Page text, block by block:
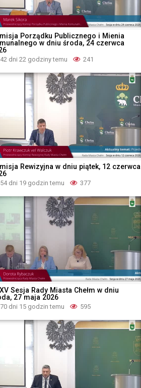
Porządku Publicznego i Mienia
w dniu środa, 24 czerwca
42 dni 22 godziny temu 241
Rewizyjna w dniu piątek, 12 czerwca
54 dni 19 godzin temu 377
Sesja Rady Miasta Chełm w dniu
27 maja 2026
70 dni 15 godzin temu 595